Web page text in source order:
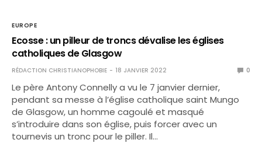
EUROPE
Ecosse : un pilleur de troncs dévalise les églises
catholiques de Glasgow
RÉDACTION CHRISTIANOPHOBIE 18 JANVIER 2022 0
Le père Antony Connelly a vu le 7 janvier dernier,
pendant sa messe à l’église catholique saint Mungo
de Glasgow, un homme cagoulé et masqué
s’introduire dans son église, puis forcer avec un
tournevis un tronc pour le piller. Il…